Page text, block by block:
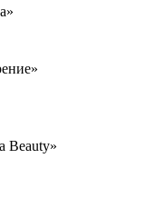
Beauty»